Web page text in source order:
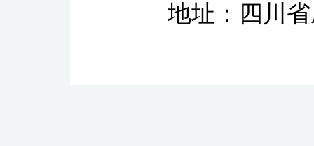
地址：四川省